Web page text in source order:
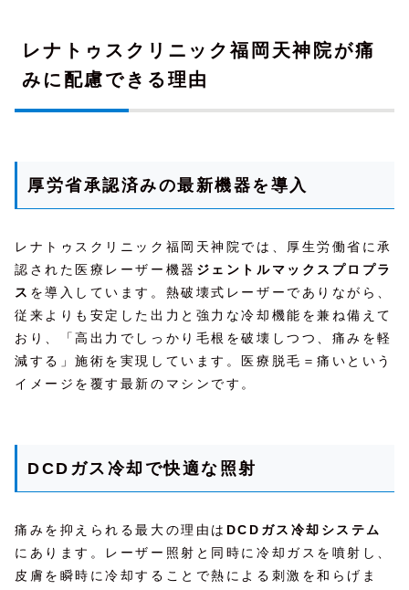
レナトゥスクリニック福岡天神院が痛
みに配慮できる理由
厚労省承認済みの最新機器を導入
レナトゥスクリニック福岡天神院では、厚生労働省に承
認された医療レーザー機器 ジェントルマックスプロプラ
ス を導入しています。熱破壊式レーザーでありながら、
従来よりも安定した出力と強力な冷却機能を兼ね備えて
おり、「高出力でしっかり毛根を破壊しつつ、痛みを軽
減する」施術を実現しています。医療脱毛＝痛いという
イメージを覆す最新のマシンです。
DCDガス冷却で快適な照射
痛みを抑えられる最大の理由は DCDガス冷却システム
にあります。レーザー照射と同時に冷却ガスを噴射し、
皮膚を瞬時に冷却することで熱による刺激を和らげま